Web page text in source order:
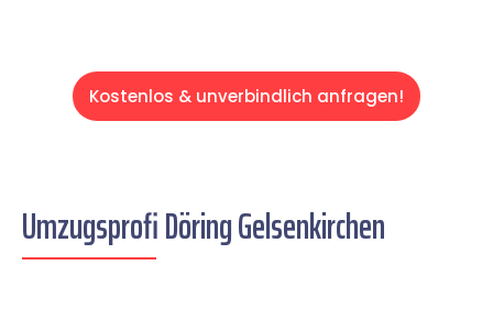
Kostenlos & unverbindlich anfragen!
Umzugsprofi Döring Gelsenkirchen